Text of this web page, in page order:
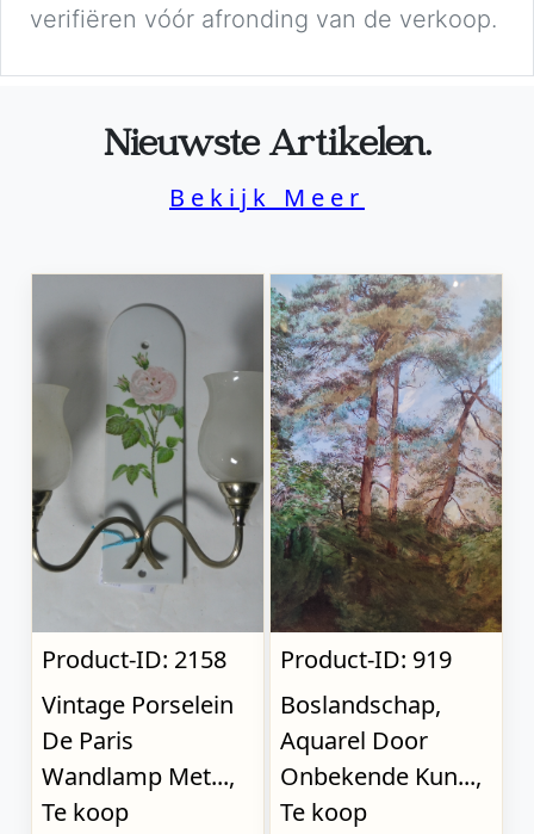
verifiëren vóór afronding van de verkoop.
Nieuwste Artikelen.
Bekijk Meer
Product-ID: 2158
Vintage Porselein
De Paris
Wandlamp Met...,
Te koop
Product-ID: 919
Boslandschap,
Aquarel Door
Onbekende Kun...,
Te koop